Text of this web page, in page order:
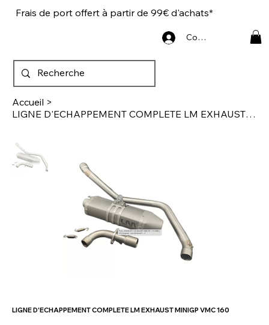
Frais de port offert à partir de 99€ d'achats*
Connexion
Accueil >
LIGNE D'ECHAPPEMENT COMPLETE LM EXHAUST MINIGP VMC 160
LIGNE D'ECHAPPEMENT COMPLETE LM EXHAUST MINIGP VMC 160